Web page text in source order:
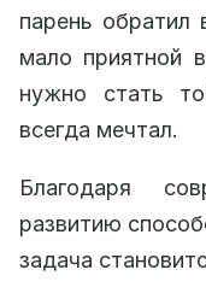
парень обратил
мало приятной
нужно стать
всегда мечтал.
Благодаря
развитию
задача